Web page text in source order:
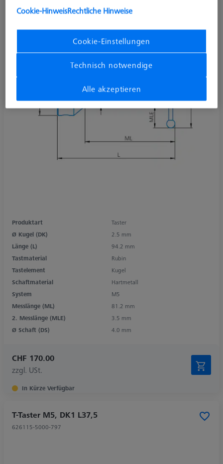
Produktart
Taster
Ø Kugel (DK)
2.5 mm
Länge (L)
94.2 mm
Tastmaterial
Rubin
Tastelement
Kugel
Schaftmaterial
Hartmetall
System
M5
Messlänge (ML)
81.2 mm
2. Messlänge (MLE)
3.5 mm
Ø Schaft (DS)
4.0 mm
CHF 170.00
zzgl. USt.
In Kürze Verfügbar
T-Taster M5, DK1 L37,5
626115-5000-797
Cookie-HinweisRechtliche Hinweise
Cookie-Einstellungen
Technisch notwendige
Alle akzeptieren